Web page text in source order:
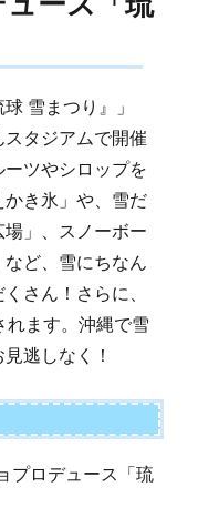
雪まつり』」
タジアムで開催
ツやシロップを
き氷」や、雪だ
」、スノーボー
など、雪にちなん
さん！さらに、
れます。沖縄で雪
逃しなく！
プロデュース「琉